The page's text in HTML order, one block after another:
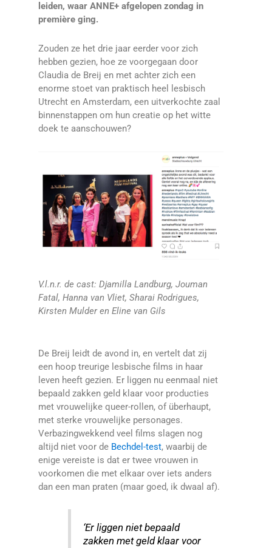
leiden, waar ANNE+ afgelopen zondag in
première ging.
Zouden ze het drie jaar eerder voor zich
hebben gezien, hoe ze voorgegaan door
Claudia de Breij en met achter zich een
enorme stoet van praktisch heel lesbisch
Utrecht en Amsterdam, een uitverkochte zaal
binnenstappen om hun creatie op het witte
doek te aanschouwen?
V.l.n.r. de cast: Djamilla Landburg, Jouman
Fatal, Hanna van Vliet, Sharai Rodrigues,
Kirsten Mulder en Eline van Gils
De Breij leidt de avond in, en vertelt dat zij
een hoop treurige lesbische films in haar
leven heeft gezien. Er liggen nu eenmaal niet
bepaald zakken geld klaar voor producties
met vrouwelijke queer-rollen, of überhaupt,
met sterke vrouwelijke personages.
Verbazingwekkend veel films slagen nog
altijd niet voor de Bechdel-test, waarbij de
enige vereiste is dat er twee vrouwen in
voorkomen die met elkaar over iets anders
dan een man praten (maar goed, ik dwaal af).
‘Er liggen niet bepaald
zakken met geld klaar voor